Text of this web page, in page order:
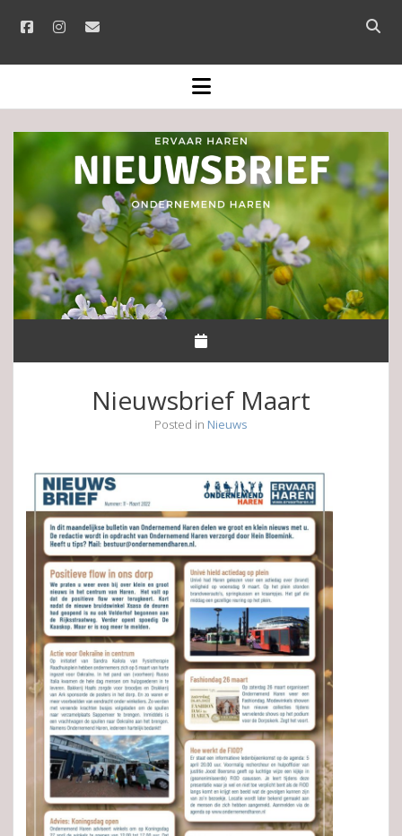
facebookinstagram
email
Open
bar
open
menu
Nieuwsbrief Maart
Posted in Nieuws